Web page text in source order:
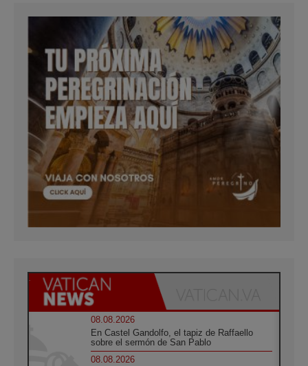
08.08.2026
En Castel Gandolfo, el tapiz de Raffaello
sobre el sermón de San Pablo
08.08.2026